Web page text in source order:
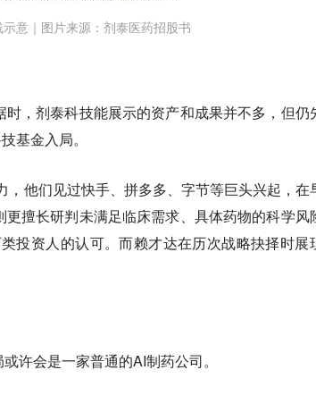
意｜图片来源：剂泰医药招股书
，剂泰科技能展示的资产和成果并不多，但仍
基金入局。
，他们见过快手、拼多多、字节等巨头兴起，在
擅长研判未满足临床需求、具体药物的科学风
投资人的认可。而赖才达在历次战略抉择时展
许会是一家普通的AI制药公司。